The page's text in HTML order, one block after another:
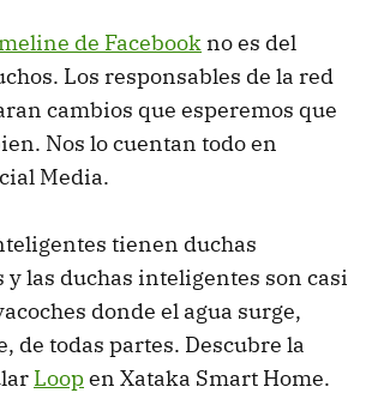
de Facebook no es del
Los responsables de la red
cambios que esperemos que
Nos lo cuentan todo en
Media.
tienen duchas
las duchas inteligentes son casi
donde el agua surge,
de todas partes. Descubre la
Loopen Xataka Smart Home.